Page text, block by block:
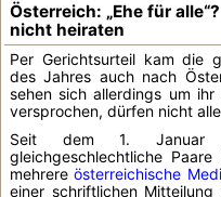
Österreich: „Ehe für
nicht heiraten
Per Gerichtsurteil kam die
des Jahres auch nach
sehen sich allerdings um
versprochen, dürfen nicht
Seit dem 1. Januar
gleichgeschlechtliche
mehrereösterreichische
einer schriftlichen Mitteilung